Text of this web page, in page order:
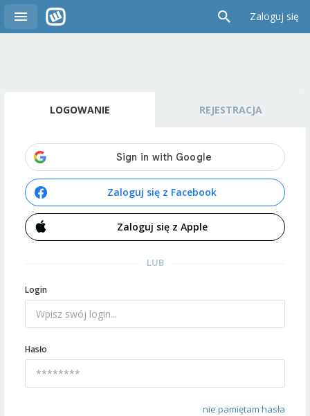
Zaloguj się
LOGOWANIE REJESTRACJA
Zaloguj się z Facebook
Zaloguj się z Apple
LUB
Login
Hasło
nie pamiętam hasła